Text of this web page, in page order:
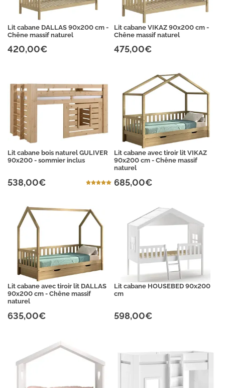
Lit cabane DALLAS 90x200 cm -
Chêne massif naturel
420,00€
Lit cabane VIKAZ 90x200 cm -
Chêne massif naturel
475,00€
Lit cabane bois naturel GULIVER
90x200 - sommier inclus
538,00€
Lit cabane avec tiroir lit VIKAZ
90x200 cm - Chêne massif
naturel
685,00€
Lit cabane avec tiroir lit DALLAS
90x200 cm - Chêne massif
naturel
635,00€
Lit cabane HOUSEBED 90x200
cm
598,00€